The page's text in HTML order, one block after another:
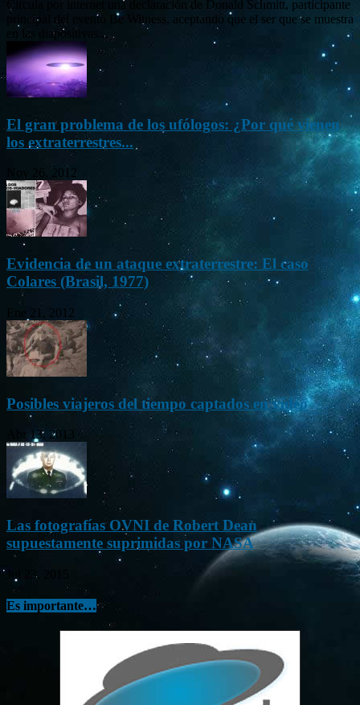
Circula por internet una declaración de Donald Schmitt, participante
principal del evento Be Witness, aceptando que el ser que se muestra
en las diapositivas...
El gran problema de los ufólogos: ¿Por qué vienen
los extraterrestres...
Nov 26, 2012
Evidencia de un ataque extraterrestre: El caso
Colares (Brasil, 1977)
Ene 21, 2012
Posibles viajeros del tiempo captados en vídeo
Abr 13, 2013
Las fotografías OVNI de Robert Dean
supuestamente suprimidas por NASA
Jul 23, 2015
Es importante…